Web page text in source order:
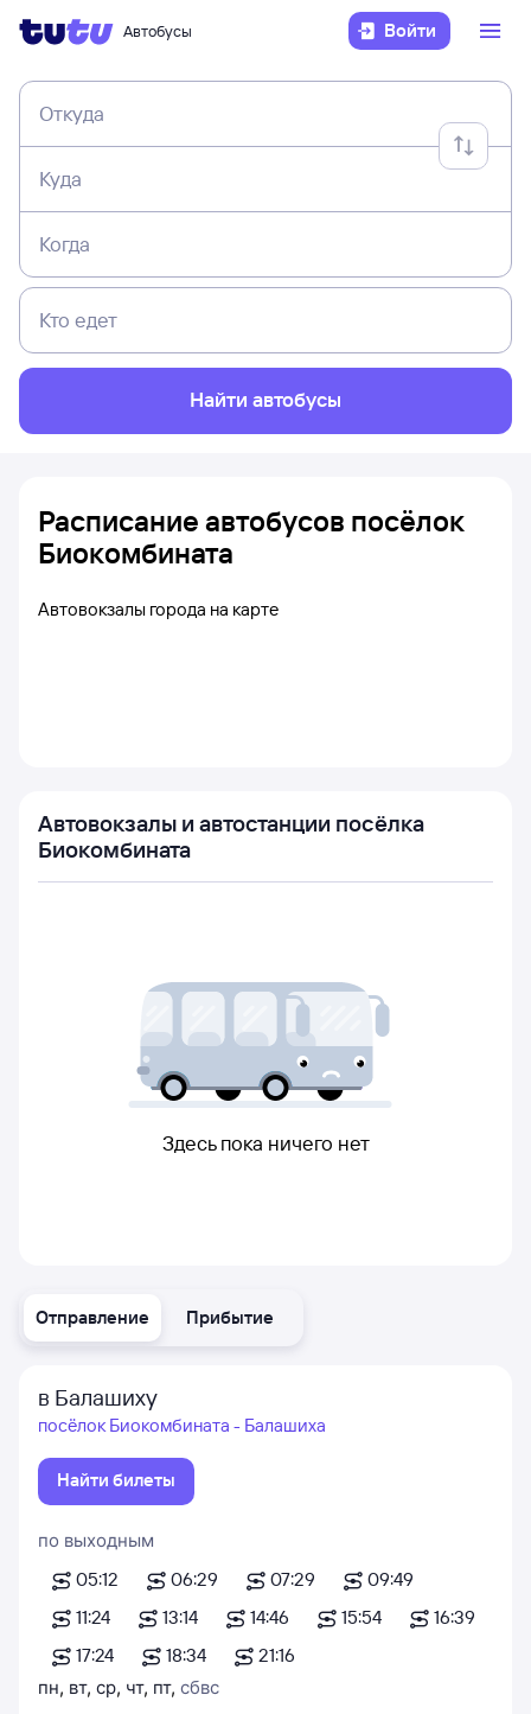
Автобусы Войти
Откуда
Куда
Когда
Кто едет
Найти автобусы
Отправление Прибытие
в Балашиху
посёлок Биокомбината - Балашиха
Найти билеты
по выходным
05:12
06:29 07:29
09:49
11:24
13:14 14:46 15:54
16:39
17:24
18:34
21:16
пн, вт, ср, чт, пт, сбвс
Расписание автобусов посёлок
Биокомбината
Автовокзалы города на карте
Автовокзалы и автостанции посёлка
Биокомбината
Здесь пока ничего нет